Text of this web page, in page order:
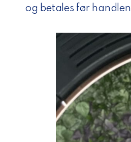
og betales før